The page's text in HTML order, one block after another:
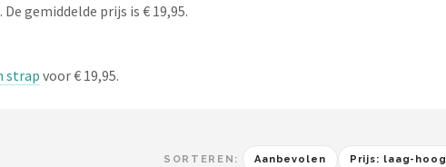
gemiddelde prijs is € 19,95.
strap voor € 19,95.
SORTEREN: Aanbevolen Prijs: laag-hoog